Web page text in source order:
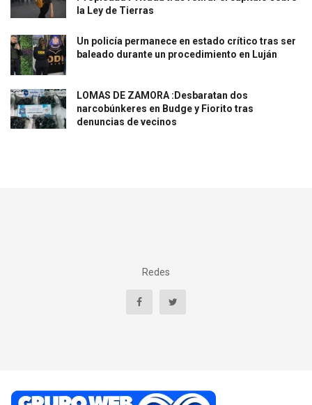
la Ley de Tierras
Un policía permanece en estado crítico tras ser
baleado durante un procedimiento en Luján
LOMAS DE ZAMORA :Desbaratan dos
narcobúnkeres en Budge y Fiorito tras
denuncias de vecinos
Redes